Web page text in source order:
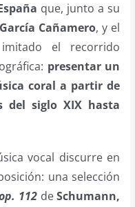
que, junto a su
Cañamero, y el
el recorrido
presentar un
coral a partir de
del siglo XIX hasta
vocal discurre en
una selección
112deSchumann,